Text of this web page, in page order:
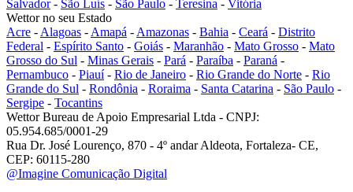
Salvador- São Luís - São Paulo - Teresina - Vitória
Wettor no seu Estado
Acre - Alagoas - Amapá - Amazonas - Bahia - Ceará - Distrito
Federal - Espírito Santo - Goiás - Maranhão - Mato Grosso - Mato
Grosso do Sul - Minas Gerais - Pará - Paraíba - Paraná -
Pernambuco - Piauí- Rio de Janeiro - Rio Grande do Norte - Rio
Grande do Sul - Rondônia - Roraima - Santa Catarina - São Paulo -
Sergipe - Tocantins
Wettor Bureau de Apoio Empresarial Ltda - CNPJ:
05.954.685/0001-29
Rua Dr. José Lourenço, 870 - 4º andar Aldeota, Fortaleza- CE,
CEP: 60115-280
@Imagine Comunicação Digital